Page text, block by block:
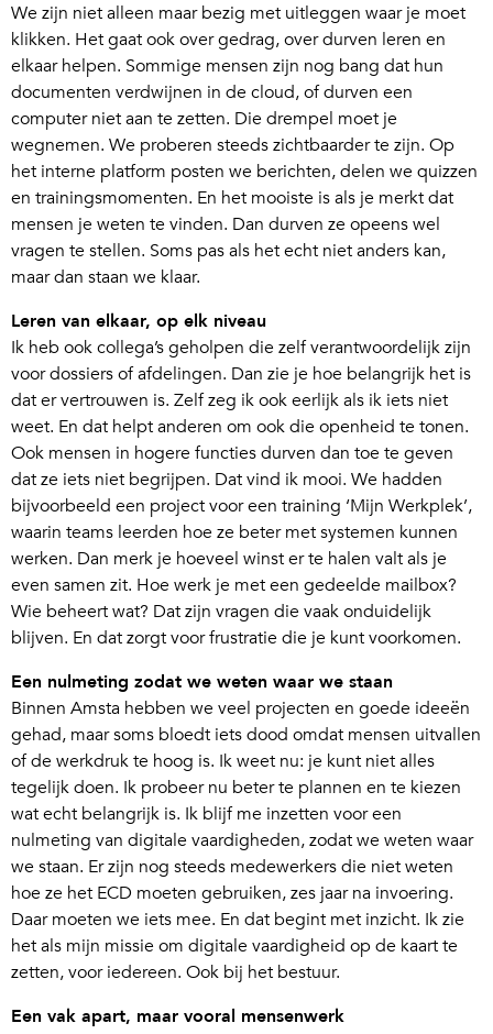
We zijn niet alleen maar bezig met uitleggen waar je moet
klikken. Het gaat ook over gedrag, over durven leren en
elkaar helpen. Sommige mensen zijn nog bang dat hun
documenten verdwijnen in de cloud, of durven een
computer niet aan te zetten. Die drempel moet je
wegnemen. We proberen steeds zichtbaarder te zijn. Op
het interne platform posten we berichten, delen we quizzen
en trainingsmomenten. En het mooiste is als je merkt dat
mensen je weten te vinden. Dan durven ze opeens wel
vragen te stellen. Soms pas als het echt niet anders kan,
maar dan staan we klaar.
Leren van elkaar, op elk niveau
Ik heb ook collega’s geholpen die zelf verantwoordelijk zijn
voor dossiers of afdelingen. Dan zie je hoe belangrijk het is
dat er vertrouwen is. Zelf zeg ik ook eerlijk als ik iets niet
weet. En dat helpt anderen om ook die openheid te tonen.
Ook mensen in hogere functies durven dan toe te geven
dat ze iets niet begrijpen. Dat vind ik mooi. We hadden
bijvoorbeeld een project voor een training ‘Mijn Werkplek’,
waarin teams leerden hoe ze beter met systemen kunnen
werken. Dan merk je hoeveel winst er te halen valt als je
even samen zit. Hoe werk je met een gedeelde mailbox?
Wie beheert wat? Dat zijn vragen die vaak onduidelijk
blijven. En dat zorgt voor frustratie die je kunt voorkomen.
Een nulmeting zodat we weten waar we staan
Binnen Amsta hebben we veel projecten en goede ideeën
gehad, maar soms bloedt iets dood omdat mensen uitvallen
of de werkdruk te hoog is. Ik weet nu: je kunt niet alles
tegelijk doen. Ik probeer nu beter te plannen en te kiezen
wat echt belangrijk is. Ik blijf me inzetten voor een
nulmeting van digitale vaardigheden, zodat we weten waar
we staan. Er zijn nog steeds medewerkers die niet weten
hoe ze het ECD moeten gebruiken, zes jaar na invoering.
Daar moeten we iets mee. En dat begint met inzicht. Ik zie
het als mijn missie om digitale vaardigheid op de kaart te
zetten, voor iedereen. Ook bij het bestuur.
Een vak apart, maar vooral mensenwerk